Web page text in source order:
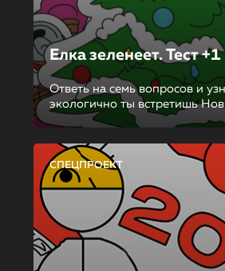
Елка зеленеет. Тест +1
Ответь на семь вопросов и
экологично ты встретишь
СПЕЦПРОЕКТ